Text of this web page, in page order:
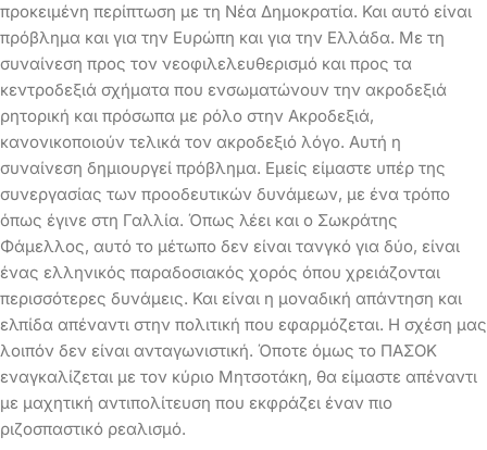
προκειμένη περίπτωση με τη Νέα Δημοκρατία. Και αυτό είναι
πρόβλημα και για την Ευρώπη και για την Ελλάδα. Με τη
συναίνεση προς τον νεοφιλελευθερισμό και προς τα
κεντροδεξιά σχήματα που ενσωματώνουν την ακροδεξιά
ρητορική και πρόσωπα με ρόλο στην Ακροδεξιά,
κανονικοποιούν τελικά τον ακροδεξιό λόγο. Αυτή η
συναίνεση δημιουργεί πρόβλημα. Εμείς είμαστε υπέρ της
συνεργασίας των προοδευτικών δυνάμεων, με ένα τρόπο
όπως έγινε στη Γαλλία. Όπως λέει και ο Σωκράτης
Φάμελλος, αυτό το μέτωπο δεν είναι τανγκό για δύο, είναι
ένας ελληνικός παραδοσιακός χορός όπου χρειάζονται
περισσότερες δυνάμεις. Και είναι η μοναδική απάντηση και
ελπίδα απέναντι στην πολιτική που εφαρμόζεται. Η σχέση μας
λοιπόν δεν είναι ανταγωνιστική. Όποτε όμως το ΠΑΣΟΚ
εναγκαλίζεται με τον κύριο Μητσοτάκη, θα είμαστε απέναντι
με μαχητική αντιπολίτευση που εκφράζει έναν πιο
ριζοσπαστικό ρεαλισμό.